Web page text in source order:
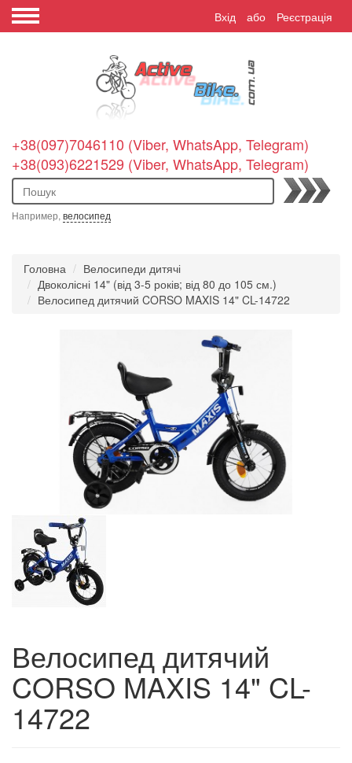
Вхід або Реєстрація
+38(097)7046110 (Viber, WhatsApp, Telegram)
+38(093)6221529 (Viber, WhatsApp, Telegram)
Пошук
Например, велосипед
Головна
Велосипеди дитячі
Двоколісні 14" (від 3-5 років; від 80 до 105 см.)
Велосипед дитячий CORSO MAXIS 14" CL-14722
Велосипед дитячий
CORSO MAXIS 14" CL-
14722